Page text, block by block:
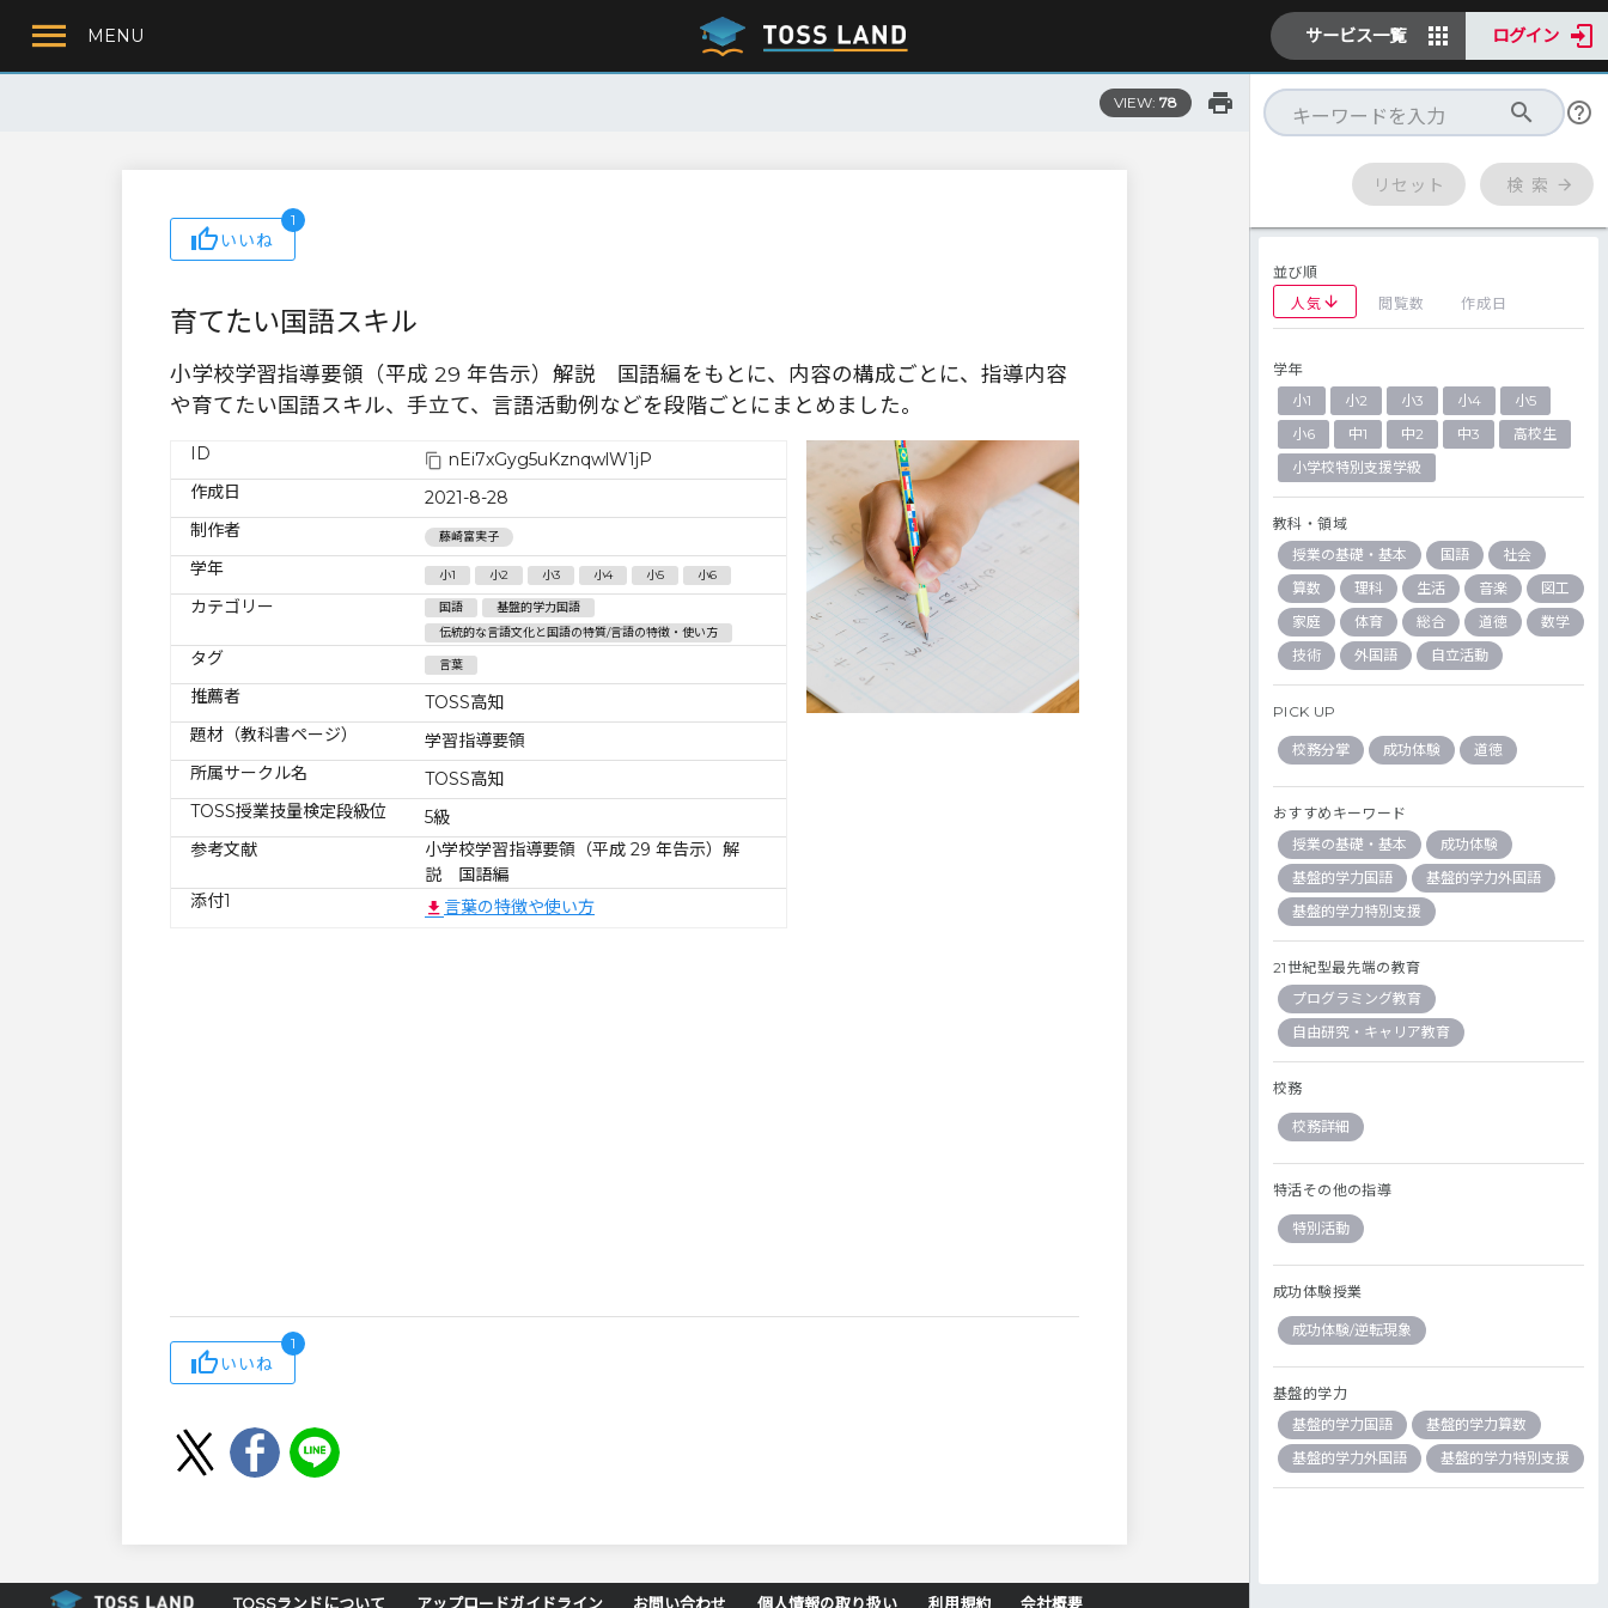
MENU サービス一覧 ログイン
VIEW: 78
いいね
1
育てたい国語スキル
小学校学習指導要領（平成 29 年告示）解説 国語編をもとに、内容の構成ごとに、指導内容
や育てたい国語スキル、手立て、言語活動例などを段階ごとにまとめました。
ID
nEi7xGyg5uKznqwlW1jP
作成日
2021-8-28
制作者
藤崎富実子
学年 小1 小2 小3 小4 小5 小6
カテゴリー 国語
基盤的学力国語
伝統的な言語文化と国語の特質/言語の特徴・使い方
タグ 言葉
推薦者
TOSS高知
題材（教科書ページ）
学習指導要領
所属サークル名
TOSS高知
TOSS授業技量検定段級位
5級
参考文献
小学校学習指導要領（平成 29 年告示）解
説 国語編
添付1
言葉の特徴や使い方
いいね
1
TOSSランドについて アップロードガイドライン お問い合わせ 個人情報の取り扱い 利用規約 会社概要
リセット 検 索
並び順
人気
閲覧数 作成日
学年
小1
小2 小3 小4
小5
小6
中1 中2 中3
高校生
小学校特別支援学級
教科・領域
授業の基礎・基本
国語
社会
算数
理科 生活 音楽
図工
家庭
体育 総合 道徳
数学
技術
外国語 自立活動
PICK UP
校務分掌 成功体験 道徳
おすすめキーワード
授業の基礎・基本
成功体験
基盤的学力国語
基盤的学力外国語
基盤的学力特別支援
21世紀型最先端の教育
プログラミング教育
自由研究・キャリア教育
校務
校務詳細
特活その他の指導
特別活動
成功体験授業
成功体験/逆転現象
基盤的学力
基盤的学力国語
基盤的学力算数
基盤的学力外国語
基盤的学力特別支援